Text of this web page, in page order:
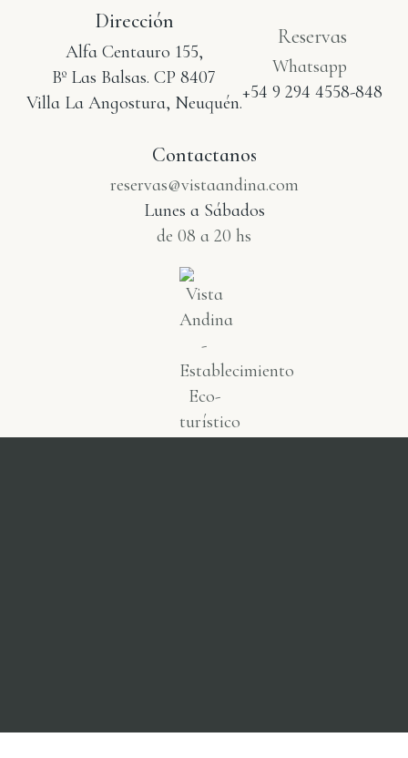
Dirección
Alfa Centauro 155,
Bº Las Balsas. CP 8407
Villa La Angostura, Neuquén.
Reservas
Whatsapp
+54 9 294 4558-848
Contactanos
reservas@vistaandina.com
Lunes a Sábados
de 08 a 20 hs